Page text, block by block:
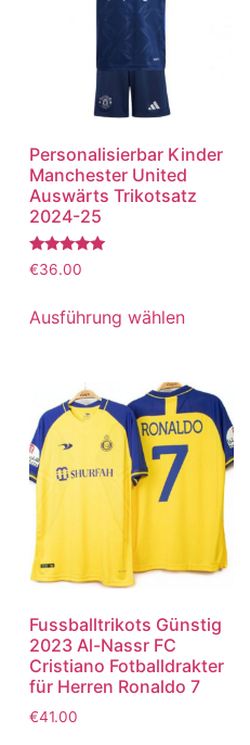
Personalisierbar Kinder
Manchester United
Auswärts Trikotsatz
2024-25
Bewertet
mit
von 5
€36.00
Ausführung wählen
Fussballtrikots Günstig
2023 Al-Nassr FC
Cristiano Fotballdrakter
für Herren Ronaldo 7
€41.00